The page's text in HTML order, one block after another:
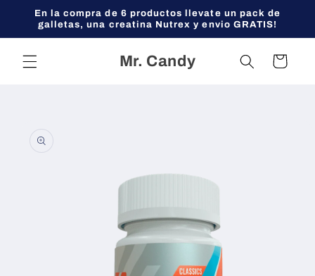
directamente
al contenido
En la compra de 6 productos llevate un pack de
galletas, una creatina Nutrex y envio GRATIS!
Mr. Candy Carrito
información